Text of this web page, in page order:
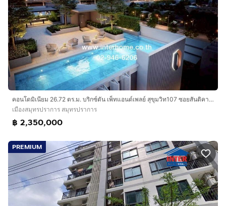
คอนโดมิเนียม 26.72 ตร.ม. บริกซ์ตัน เพ็ทแอนด์เพลย์ สุขุมวิท107 ซอยสันติคาม (ซอยแบริ่ง4) ถนนสุสขุมวิท ถนนสุขุมวิท107 เมืองสมุทรปราการ
เมืองสมุทรปราการ สมุทรปราการ
฿ 2,350,000
PREMIUM